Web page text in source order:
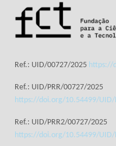
Ref.: UID/00727/2025 https://
Ref.: UID/PRR/00727/2025
https://doi.org/10.54499/UID/
Ref.: UID/PRR2/00727/2025
https://doi.org/10.54499/UID/